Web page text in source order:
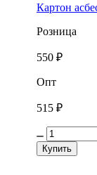
Картон
Розница
550 ₽
Опт
515 ₽
Купить